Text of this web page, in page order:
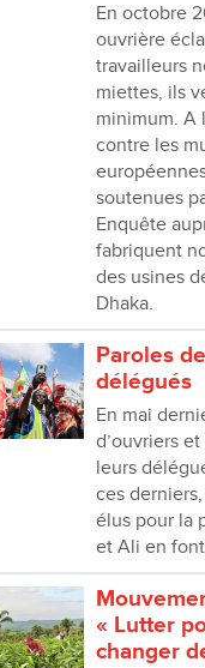
En octobre
ouvrière
travailleurs
miettes, ils
minimum. A
contre les
soutenues
Enquête
fabriquent
des usines
Dhaka.
Paroles
délégués
En mai
dʼouvriers
leurs
ces
élus pour la
et Ali en
« Lutter
changer